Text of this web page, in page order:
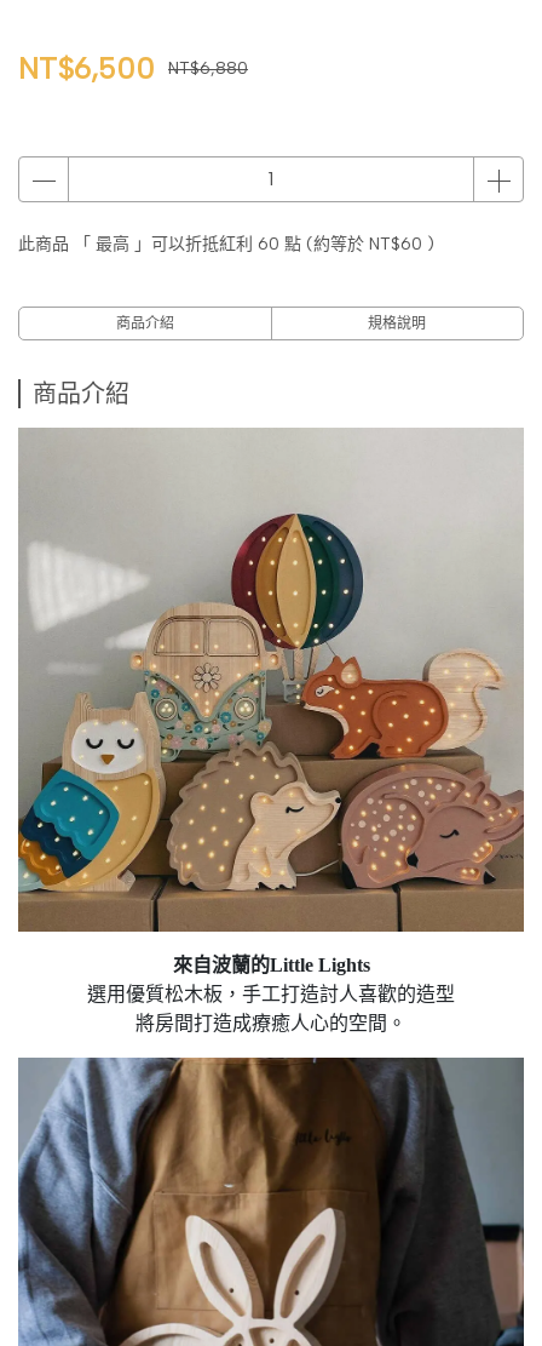
NT$6,500 NT$6,880
此商品 「 最高 」可以折抵紅利 60 點 (約等於 NT$60 )
商品介紹 規格說明
商品介紹
來自波蘭的Little Lights
選用優質松木板，手工打造討人喜歡的造型
將房間打造成療癒人心的空間。